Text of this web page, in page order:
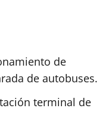
de
de autobuses.
terminal de